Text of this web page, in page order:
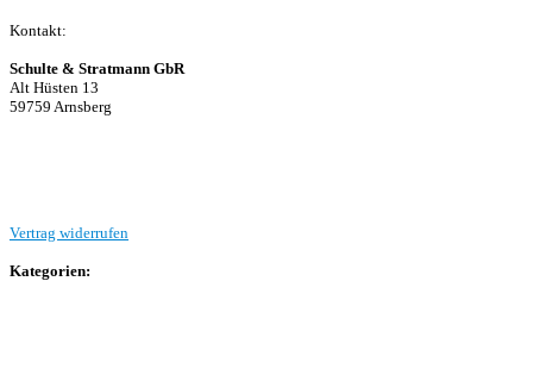
Kontakt:
Schulte & Stratmann GbR
Alt Hüsten 13
59759 Arnsberg
Vertrag widerrufen
Kategorien: